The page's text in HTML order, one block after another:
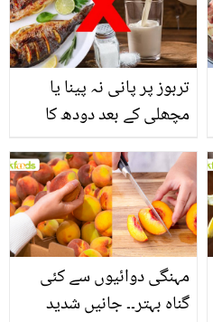
تربوز پر پانی نہ پینا یا
مچھلی کے بعد دودھ کا
سے متعلق غلط فہمیوں کی
حقیقت کیا ہے اور افواہ
کیا؟
مہنگی دوائیوں سے کئی
گناہ بہتر۔۔ جانیں شدید